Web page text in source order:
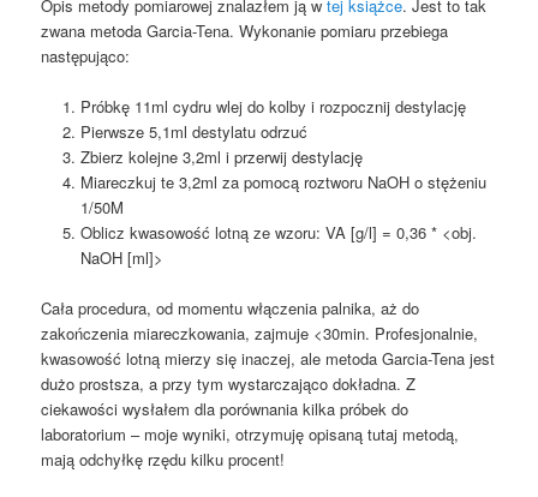
Opis metody pomiarowej znalazłem ją wtej książce. Jest to tak
zwana metoda Garcia-Tena. Wykonanie pomiaru przebiega
następująco:
Próbkę 11ml cydru wlej do kolby i rozpocznij destylację
Pierwsze 5,1ml destylatu odrzuć
Zbierz kolejne 3,2ml i przerwij destylację
Miareczkuj te 3,2ml za pomocą roztworu NaOH o stężeniu
1/50M
Oblicz kwasowość lotną ze wzoru: VA [g/l] = 0,36 * <obj.
NaOH [ml]>
Cała procedura, od momentu włączenia palnika, aż do
zakończenia miareczkowania, zajmuje <30min. Profesjonalnie,
kwasowość lotną mierzy się inaczej, ale metoda Garcia-Tena jest
dużo prostsza, a przy tym wystarczająco dokładna. Z
ciekawości wysłałem dla porównania kilka próbek do
laboratorium – moje wyniki, otrzymuję opisaną tutaj metodą,
mają odchyłkę rzędu kilku procent!